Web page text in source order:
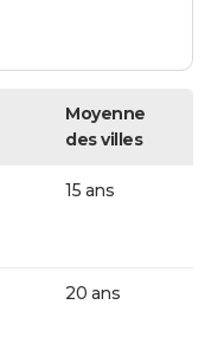
Moyenne
des villes
15 ans
20 ans